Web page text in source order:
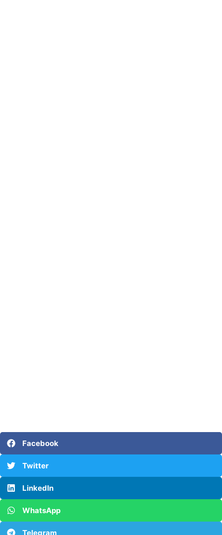
Facebook
Twitter
LinkedIn
WhatsApp
Telegram